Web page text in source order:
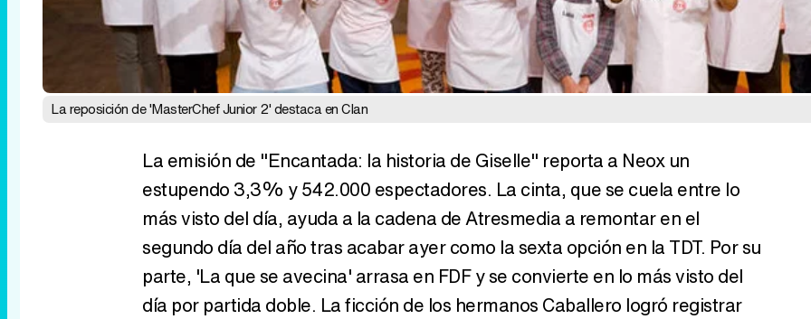
La reposición de 'MasterChef Junior 2' destaca en Clan
La emisión de "Encantada: la historia de Giselle" reporta a Neox un
estupendo 3,3% y 542.000 espectadores. La cinta, que se cuela entre lo
más visto del día, ayuda a la cadena de Atresmedia a remontar en el
segundo día del año tras acabar ayer como la sexta opción en la TDT. Por su
parte, 'La que se avecina' arrasa en FDF y se convierte en lo más visto del
día por partida doble. La ficción de los hermanos Caballero logró registrar